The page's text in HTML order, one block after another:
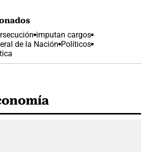
imputan cargos
de la Nación Políticos